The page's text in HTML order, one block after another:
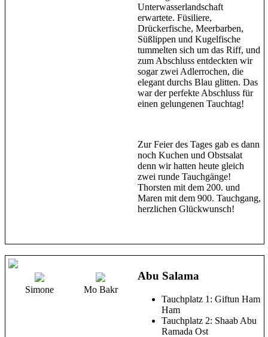
Unterwasserlandschaft
erwartete. Füsiliere,
Drückerfische, Meerbarben,
Süßlippen und Kugelfische
tummelten sich um das Riff, und
zum Abschluss entdeckten wir
sogar zwei Adlerrochen, die
elegant durchs Blau glitten. Das
war der perfekte Abschluss für
einen gelungenen Tauchtag!
Zur Feier des Tages gab es dann
noch Kuchen und Obstsalat
denn wir hatten heute gleich
zwei runde Tauchgänge!
Thorsten mit dem 200. und
Maren mit dem 900. Tauchgang,
herzlichen Glückwunsch!
Simone Mo Bakr
Abu Salama
Tauchplatz 1: Giftun Ham
Ham
Tauchplatz 2: Shaab Abu
Ramada Ost